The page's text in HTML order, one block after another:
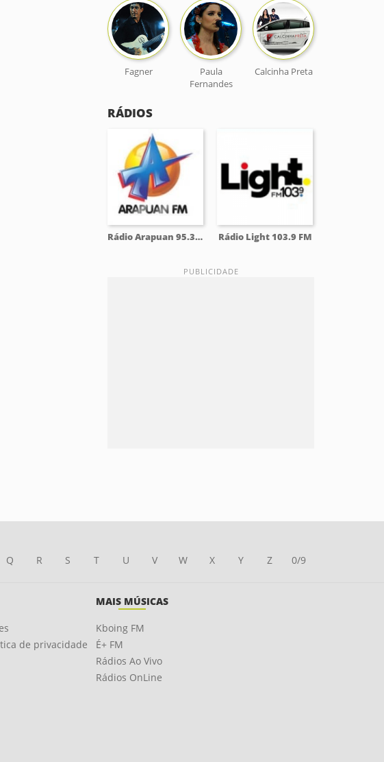
Fagner
Paula
Fernandes
Calcinha Preta
RÁDIOS
Rádio Arapuan 95.3 FM Rádio Light 103.9 FM
Q R S T U V W X Y Z 0/9
de privacidade
MAIS MÚSICAS
Kboing FM
É+ FM
Rádios Ao Vivo
Rádios OnLine